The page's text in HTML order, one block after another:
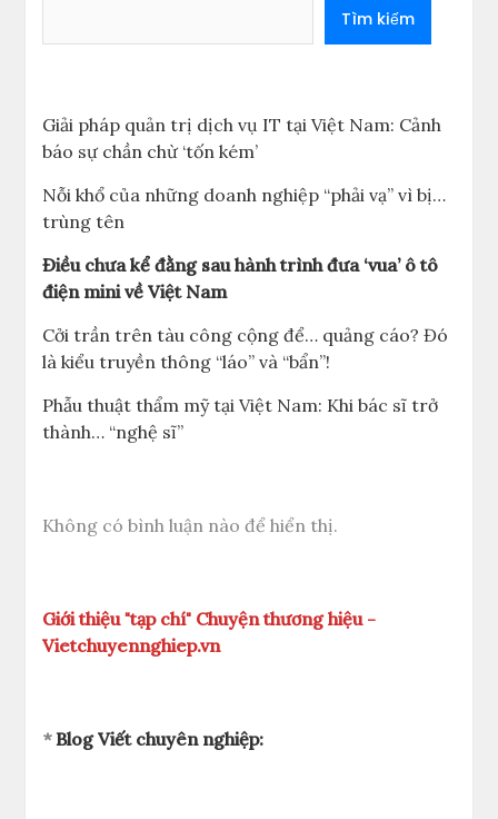
Tìm kiếm
Giải pháp quản trị dịch vụ IT tại Việt Nam: Cảnh
báo sự chần chừ ‘tốn kém’
Nỗi khổ của những doanh nghiệp “phải vạ” vì bị…
trùng tên
Điều chưa kể đằng sau hành trình đưa ‘vua’ ô tô
điện mini về Việt Nam
Cởi trần trên tàu công cộng để… quảng cáo? Đó
là kiểu truyền thông “láo” và “bẩn”!
Phẫu thuật thẩm mỹ tại Việt Nam: Khi bác sĩ trở
thành… “nghệ sĩ”
Không có bình luận nào để hiển thị.
Giới thiệu "tạp chí" Chuyện thương hiệu -
Vietchuyennghiep.vn
* Blog Viết chuyên nghiệp: